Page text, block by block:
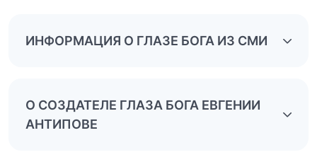
ИНФОРМАЦИЯ О ГЛАЗЕ БОГА ИЗ СМИ
О СОЗДАТЕЛЕ ГЛАЗА БОГА ЕВГЕНИИ
АНТИПОВЕ